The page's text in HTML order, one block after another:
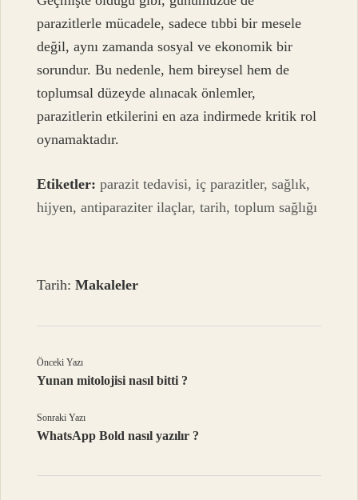
parazitlerle mücadele, sadece tıbbi bir mesele
değil, aynı zamanda sosyal ve ekonomik bir
sorundur. Bu nedenle, hem bireysel hem de
toplumsal düzeyde alınacak önlemler,
parazitlerin etkilerini en aza indirmede kritik rol
oynamaktadır.
Etiketler: parazit tedavisi, iç parazitler, sağlık,
hijyen, antiparaziter ilaçlar, tarih, toplum sağlığı
Tarih:Makaleler
Önceki Yazı
Yunan mitolojisi nasıl bitti ?
Sonraki Yazı
WhatsApp Bold nasıl yazılır ?